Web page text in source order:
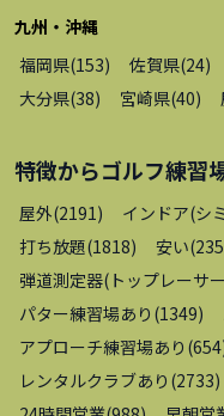
九州・沖縄
福岡県(153) 佐賀県(24)
大分県(38) 宮崎県(40)
特徴からゴルフ練習
屋外(2191 ) インドア(シ
打ち放題(1818) 安い(
弾道測定器(トップレーサ
パター練習場あり (1349)
アプローチ練習場あり (654
レンタルクラブあり (2733)